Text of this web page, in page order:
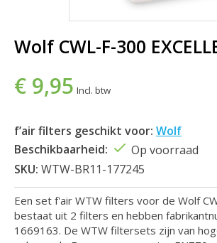
Wolf CWL-F-300
€ 9,95 Incl. btw
f’air filters geschikt voor: Wolf
Beschikbaarheid:
Op voorraad
SKU: WTW-BR11-177245
Een set f'air WTW filters voor de Wolf
bestaat uit 2 filters en hebben
1669163. De WTW filtersets zijn van